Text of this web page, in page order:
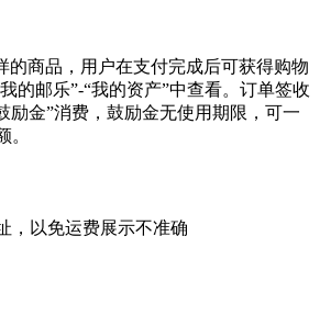
的商品，用户在支付完成后可获得购物
的邮乐”-“我的资产”中查看。订单签收
励金”消费，鼓励金无使用期限，可一
。
，以免运费展示不准确